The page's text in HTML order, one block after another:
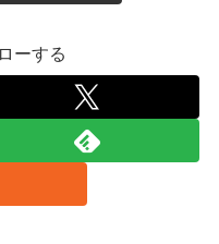
ーする